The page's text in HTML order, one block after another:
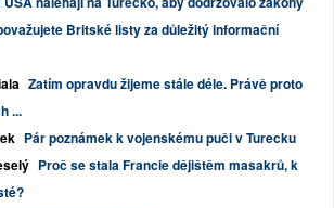
Britské listy za důležitý informační
Zatím opravdu žijeme stále déle. Právě proto
...
Pár poznámek k vojenskému puči v Turecku
Proč se stala Francie dějištěm masakrů, k